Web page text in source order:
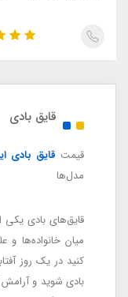
قایق بادی
قیمت قایق بادی
مدل‌ها
قایق‌های بادی
میان خانواده‌ها
کنید در یک روز
بادی شوید و